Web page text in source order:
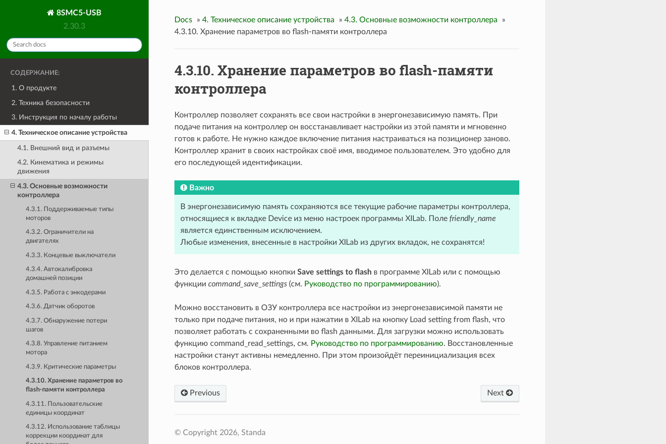
8SMC5-USB
2.30.3
СОДЕРЖАНИЕ:
1. О продукте
2. Техника безопасности
3. Инструкция по началу работы
4. Техническое описание устройства
4.1. Внешний вид и разъемы
4.2. Кинематика и режимы
движения
4.3. Основные возможности
контроллера
4.3.1. Поддерживаемые типы
моторов
4.3.2. Ограничители на
двигателях
4.3.3. Концевые выключатели
4.3.4. Автокалибровка
домашней позиции
4.3.5. Работа с энкодерами
4.3.6. Датчик оборотов
4.3.7. Обнаружение потери
шагов
4.3.8. Управление питанием
мотора
4.3.9. Критические параметры
4.3.10. Хранение параметров во
flash-памяти контроллера
4.3.11. Пользовательские
единицы координат
4.3.12. Использование таблицы
коррекции координат для
Docs » 4. Техническое описание устройства » 4.3. Основные возможности контроллера
»
4.3.10. Хранение параметров во flash-памяти контроллера
4.3.10. Хранение параметров во flash-памяти
контроллера
Контроллер позволяет сохранять все свои настройки в энергонезависимую память. При
подаче питания на контроллер он восстанавливает настройки из этой памяти и мгновенно
готов к работе. Не нужно каждое включение питания настраиваться на позиционер заново.
Контроллер хранит в своих настройках своё имя, вводимое пользователем. Это удобно для
его последующей идентификации.
Важно
В энергонезависимую память сохраняются все текущие рабочие параметры контроллера,
относящиеся к вкладке Device из меню настроек программы XILab. Поле friendly_name
является единственным исключением.
Любые изменения, внесенные в настройки XILab из других вкладок, не сохранятся!
Это делается с помощью кнопки Save settings to flashв программе XILab или с помощью
функции command_save_settings(см. Руководство по программированию).
Можно восстановить в ОЗУ контроллера все настройки из энергонезависимой памяти не
только при подаче питания, но и при нажатии в XILab на кнопку Load setting from flash, что
позволяет работать с сохраненными во flash данными. Для загрузки можно использовать
функцию command_read_settings, см. Руководство по программированию. Восстановленные
настройки станут активны немедленно. При этом произойдёт переинициализация всех
блоков контроллера.
Next
Previous
© Copyright 2026, Standa